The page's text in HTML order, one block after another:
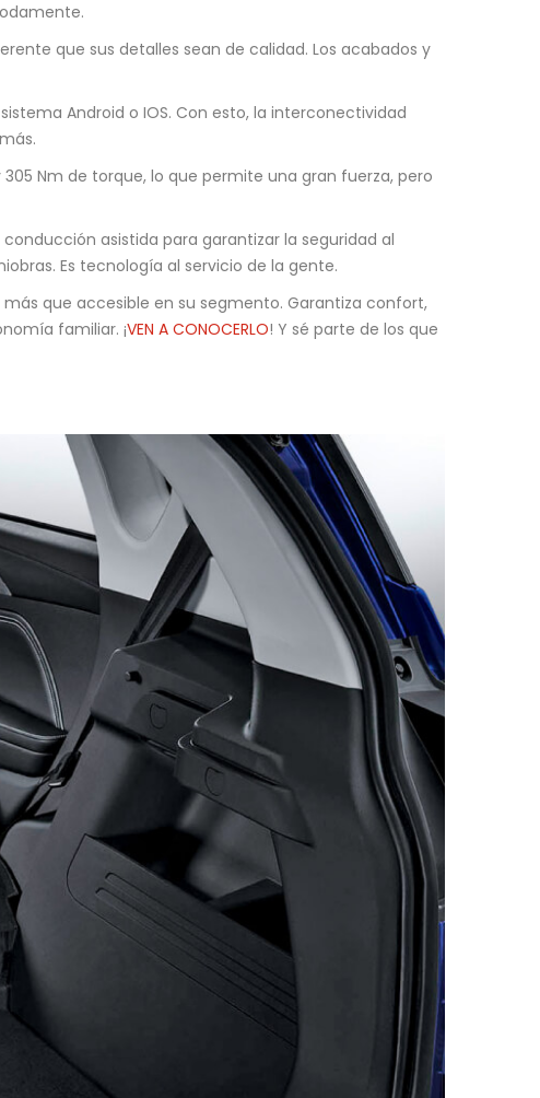
que sus detalles sean de calidad. Los acabados y
Android o IOS. Con esto, la interconectividad
305 Nm de torque, lo que permite una gran fuerza, pero
asistida para garantizar la seguridad al
Es tecnología al servicio de la gente.
que accesible en su segmento. Garantiza confort,
familiar. ¡VEN A CONOCERLO! Y sé parte de los que